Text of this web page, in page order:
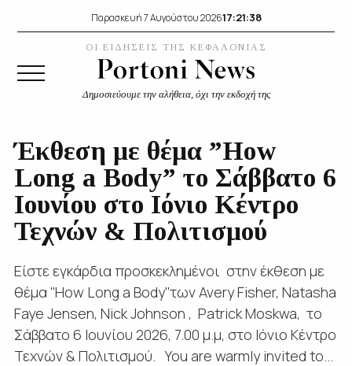
Παρασκευή 7 Αυγούστου 202617:21:39
ΟΙ ΕΙΔΗΣΕΙΣ ΤΗΣ ΚΕΦΑΛΟΝΙΑΣ
Δημοσιεύουμε την αλήθεια, όχι την εκδοχή της
Έκθεση με θέμα ”Ηow
Long a Body” το Σάββατο 6
Ιουνίου στο Ιόνιο Κέντρο
Τεχνών & Πολιτισμού
Είστε εγκάρδια προσκεκλημένοι στην έκθεση με
θέμα ''Ηow Long a Body''των Avery Fisher, Natasha
Faye Jensen, Nick Johnson , Patrick Moskwa, το
Σάββατο 6 Ιουνίου 2026, 7.00 μ.μ, στο Ιόνιο Κέντρο
Τεχνών & Πολιτισμού. You are warmly invited to...